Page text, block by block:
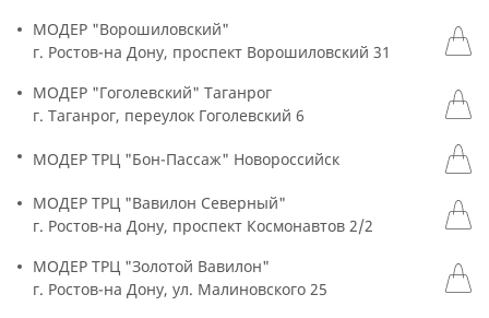
МОДЕР "Ворошиловский"
г. Ростов-на Дону, проспект Ворошиловский 31
МОДЕР "Гоголевский" Таганрог
г. Таганрог, переулок Гоголевский 6
МОДЕР ТРЦ "Бон-Пассаж" Новороссийск
МОДЕР ТРЦ "Вавилон Северный"
г. Ростов-на Дону, проспект Космонавтов 2/2
МОДЕР ТРЦ "Золотой Вавилон"
г. Ростов-на Дону, ул. Малиновского 25